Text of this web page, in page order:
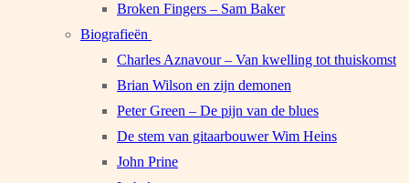
Broken Fingers – Sam Baker
Biografieën
Charles Aznavour – Van kwelling tot thuiskomst
Brian Wilson en zijn demonen
Peter Green – De pijn van de blues
De stem van gitaarbouwer Wim Heins
John Prine